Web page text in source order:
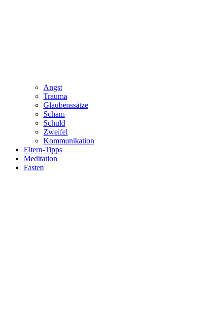
Angst
Trauma
Glaubenssätze
Scham
Schuld
Zweifel
Kommunikation
Eltern-Tipps
Meditation
Fasten